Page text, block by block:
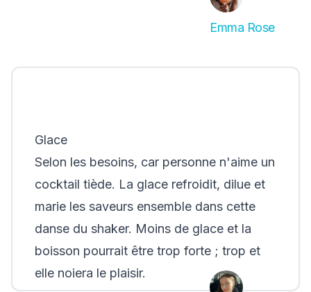
Emma Rose
Glace
Selon les besoins, car personne n'aime un
cocktail tiède. La glace refroidit, dilue et
marie les saveurs ensemble dans cette
danse du shaker. Moins de glace et la
boisson pourrait être trop forte ; trop et
elle noiera le plaisir.